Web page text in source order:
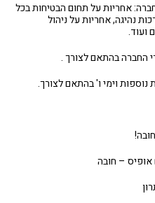
אחריות על תחום הבטיחות בכל
נהיגה, אחריות על ניהול
החברה בהתאם לצורך .
וימי ו' בהתאם לצורך.
– חובה